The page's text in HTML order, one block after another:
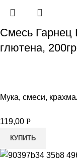
Смесь Гарнец
глютена, 200гр
Мука, смеси,
119,00 Р
КУПИТЬ